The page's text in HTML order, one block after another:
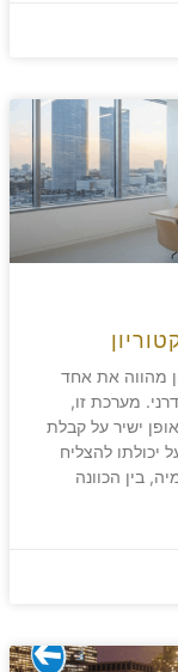
מהווה את אחד
מערכת זו,
ישיר על קבלת
יכולתו להצליח
בין הכוונה